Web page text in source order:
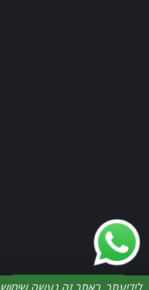
דברו איתנו